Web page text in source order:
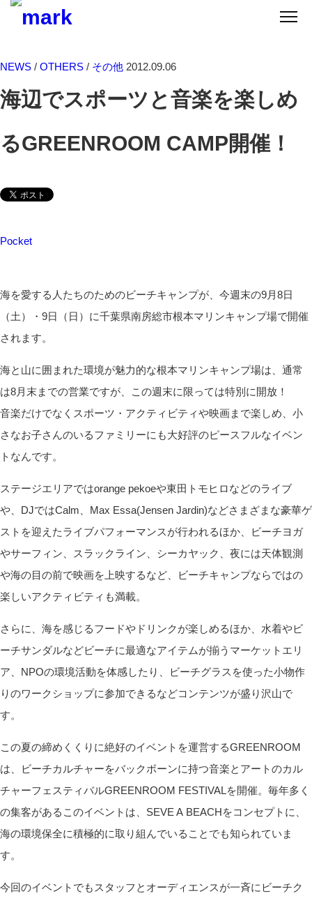
SERIES
NEWS / OTHERS / その他 2012.09.06
海辺でスポーツと音楽を楽しめ
るGREENROOM CAMP開催！
Pocket
海を愛する人たちのためのビーチキャンプが、今週末の9月8日
（土）・9日（日）に千葉県南房総市根本マリンキャンプ場で開催
されます。
海と山に囲まれた環境が魅力的な根本マリンキャンプ場は、通常
は8月末までの営業ですが、この週末に限っては特別に開放！
音楽だけでなくスポーツ・アクティビティや映画まで楽しめ、小
さなお子さんのいるファミリーにも大好評のピースフルなイベン
トなんです。
ステージエリアではorange pekoeや東田トモヒロなどのライブ
や、DJではCalm、Max Essa(Jensen Jardin)などさまざまな豪華ゲ
ストを迎えたライブパフォーマンスが行われるほか、ビーチヨガ
やサーフィン、スラックライン、シーカヤック、夜には天体観測
や海の目の前で映画を上映するなど、ビーチキャンプならではの
楽しいアクティビティも満載。
さらに、海を感じるフードやドリンクが楽しめるほか、水着やビ
ーチサンダルなどビーチに最適なアイテムが揃うマーケットエリ
ア、NPOの環境活動を体感したり、ビーチグラスを使った小物作
りのワークショップに参加できるなどコンテンツが盛り沢山で
す。
この夏の締めくくりに絶好のイベントを運営するGREENROOM
は、ビーチカルチャーをバックボーンに持つ音楽とアートのカル
チャーフェスティバルGREENROOM FESTIVALを開催。毎年多く
の集客があるこのイベントは、SEVE A BEACHをコンセプトに、
海の環境保全に積極的に取り組んでいることでも知られていま
す。
今回のイベントでもスタッフとオーディエンスが一斉にビーチク